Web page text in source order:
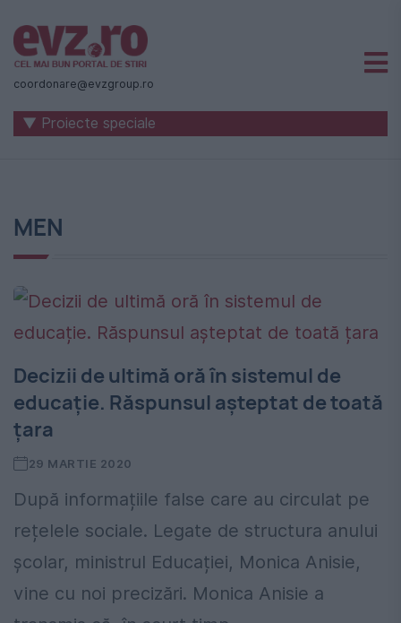
Știri
naționale
internaționale
-
Evenimentul
Zilei
coordonare@evzgroup.ro
▼ Proiecte speciale
MEN
Decizii de ultimă oră în sistemul de
educație. Răspunsul așteptat de toată
țara
29 MARTIE 2020
După informațiile false care au circulat pe
rețelele sociale. Legate de structura anului
școlar, ministrul Educației, Monica Anisie,
vine cu noi precizări. Monica Anisie a